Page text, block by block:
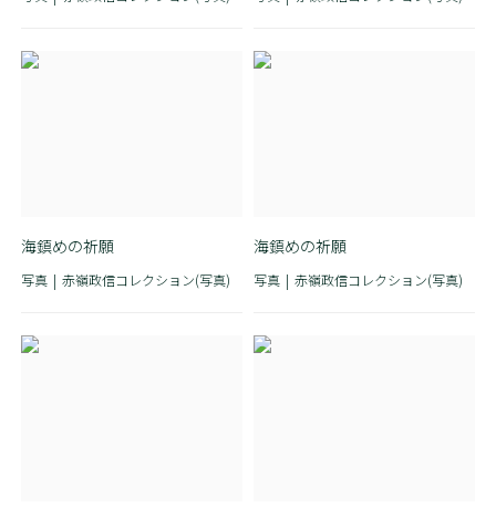
海鎮めの祈願
写真 赤嶺政信コレクション(写真)
海鎮めの祈願
写真 赤嶺政信コレクション(写真)